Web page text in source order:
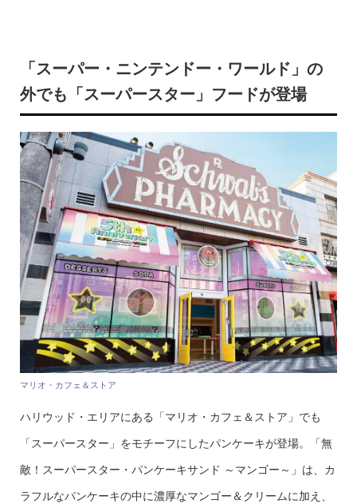
「スーパー・ニンテンドー・ワールド」の
外でも「スーパースター」フードが登場
マリオ・カフェ＆ストア
ハリウッド・エリアにある「マリオ・カフェ＆ストア」でも
「スーパースター」をモチーフにしたパンケーキが登場。「無
敵！スーパースター・パンケーキサンド ～マンゴー～」は、カ
ラフルなパンケーキの中に濃厚なマンゴー＆クリームに加え、